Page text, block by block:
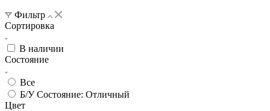
Фильтр
Сортировка
В наличии
Состояние
Все
Б/У Состояние: Отличный
Цвет